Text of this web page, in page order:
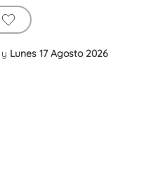
y Lunes 17 Agosto 2026